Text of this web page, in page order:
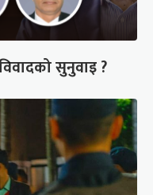
सुनुवाइ ?